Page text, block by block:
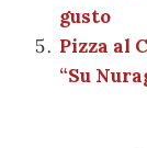
gusto
Pizza al
“Su